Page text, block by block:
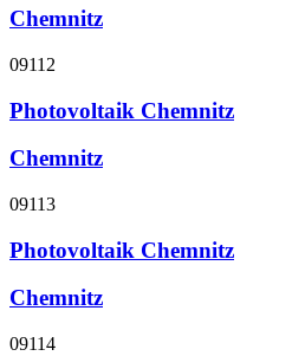
Chemnitz
09112
Photovoltaik Chemnitz
Chemnitz
09113
Photovoltaik Chemnitz
Chemnitz
09114